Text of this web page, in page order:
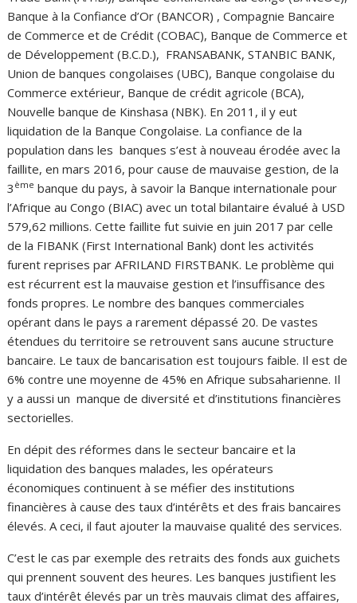
Banque à la Confiance d’Or (BANCOR) , Compagnie Bancaire
de Commerce et de Crédit (COBAC), Banque de Commerce et
de Développement (B.C.D.), FRANSABANK, STANBIC BANK,
Union de banques congolaises (UBC), Banque congolaise du
Commerce extérieur, Banque de crédit agricole (BCA),
Nouvelle banque de Kinshasa (NBK). En 2011, il y eut
liquidation de la Banque Congolaise. La confiance de la
population dans les banques s’est à nouveau érodée avec la
faillite, en mars 2016, pour cause de mauvaise gestion, de la
3 ème banque du pays, à savoir la Banque internationale pour
l’Afrique au Congo (BIAC) avec un total bilantaire évalué à USD
579,62 millions. Cette faillite fut suivie en juin 2017 par celle
de la FIBANK (First International Bank) dont les activités
furent reprises par AFRILAND FIRSTBANK. Le problème qui
est récurrent est la mauvaise gestion et l’insuffisance des
fonds propres. Le nombre des banques commerciales
opérant dans le pays a rarement dépassé 20. De vastes
étendues du territoire se retrouvent sans aucune structure
bancaire. Le taux de bancarisation est toujours faible. Il est de
6% contre une moyenne de 45% en Afrique subsaharienne. Il
y a aussi un manque de diversité et d’institutions financières
sectorielles.
En dépit des réformes dans le secteur bancaire et la
liquidation des banques malades, les opérateurs
économiques continuent à se méfier des institutions
financières à cause des taux d’intérêts et des frais bancaires
élevés. A ceci, il faut ajouter la mauvaise qualité des services.
C’est le cas par exemple des retraits des fonds aux guichets
qui prennent souvent des heures. Les banques justifient les
taux d’intérêt élevés par un très mauvais climat des affaires,